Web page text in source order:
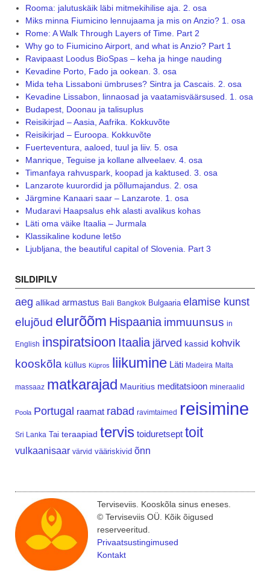
Rooma: jalutuskäik läbi mitmekihilise aja. 2. osa
Miks minna Fiumicino lennujaama ja mis on Anzio? 1. osa
Rome: A Walk Through Layers of Time. Part 2
Why go to Fiumicino Airport, and what is Anzio? Part 1
Ravipaast Loodus BioSpas – keha ja hinge nauding
Kevadine Porto, Fado ja ookean. 3. osa
Mida teha Lissaboni ümbruses? Sintra ja Cascais. 2. osa
Kevadine Lissabon, linnaosad ja vaatamisväärsused. 1. osa
Budapest, Doonau ja talisuplus
Reisikirjad – Aasia, Aafrika. Kokkuvõte
Reisikirjad – Euroopa. Kokkuvõte
Fuerteventura, aaloed, tuul ja liiv. 5. osa
Manrique, Teguise ja kollane allveelaev. 4. osa
Timanfaya rahvuspark, koopad ja kaktused. 3. osa
Lanzarote kuurordid ja põllumajandus. 2. osa
Järgmine Kanaari saar – Lanzarote. 1. osa
Mudaravi Haapsalus ehk alasti avalikus kohas
Läti oma väike Itaalia – Jurmala
Klassikaline kodune letšo
Ljubljana, the beautiful capital of Slovenia. Part 3
SILDIPILV
aeg allikad armastus Bali Bangkok Bulgaaria elamise kunst
elujõud elurõõm Hispaania immuunsus in
English inspiratsioon Itaalia järved kassid kohvik
kooskõla küllus Küpros liikumine Läti Madeira Malta
massaaz matkarajad Mauritius meditatsioon mineraalid
Poola Portugal raamat rabad ravimtaimed reisimine
Sri Lanka Tai teraapiad tervis toiduretsept toit
vulkaanisaar värvid vääriskivid õnn
Terviseviis. Kooskõla sinus eneses.
© Terviseviis OÜ. Kõik õigused
reserveeritud.
Privaatsustingimused
Kontakt